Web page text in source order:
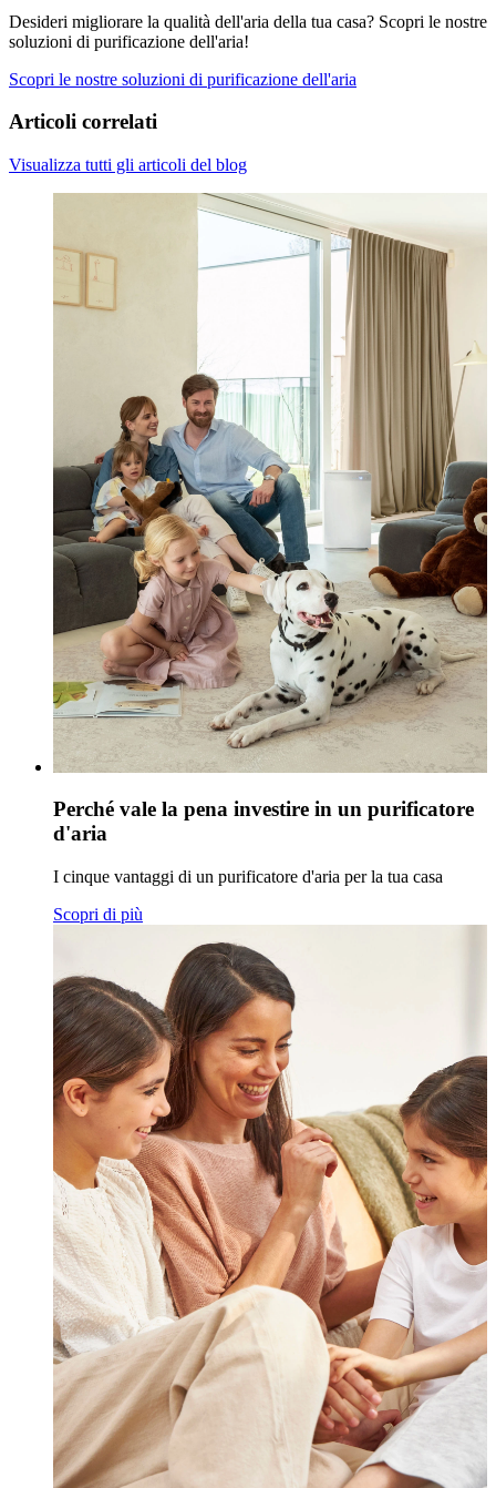
Desideri migliorare la qualità dell'aria della tua casa? Scopri le nostre
soluzioni di purificazione dell'aria!
Scopri le nostre soluzioni di purificazione dell'aria
Articoli correlati
Visualizza tutti gli articoli del blog
Perché vale la pena investire in un purificatore
d'aria
I cinque vantaggi di un purificatore d'aria per la tua casa
Scopri di più